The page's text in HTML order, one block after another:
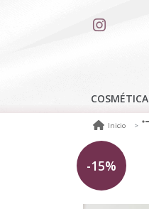
COSMÉTICA
Inicio
-15%